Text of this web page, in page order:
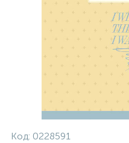
Код: 0228591